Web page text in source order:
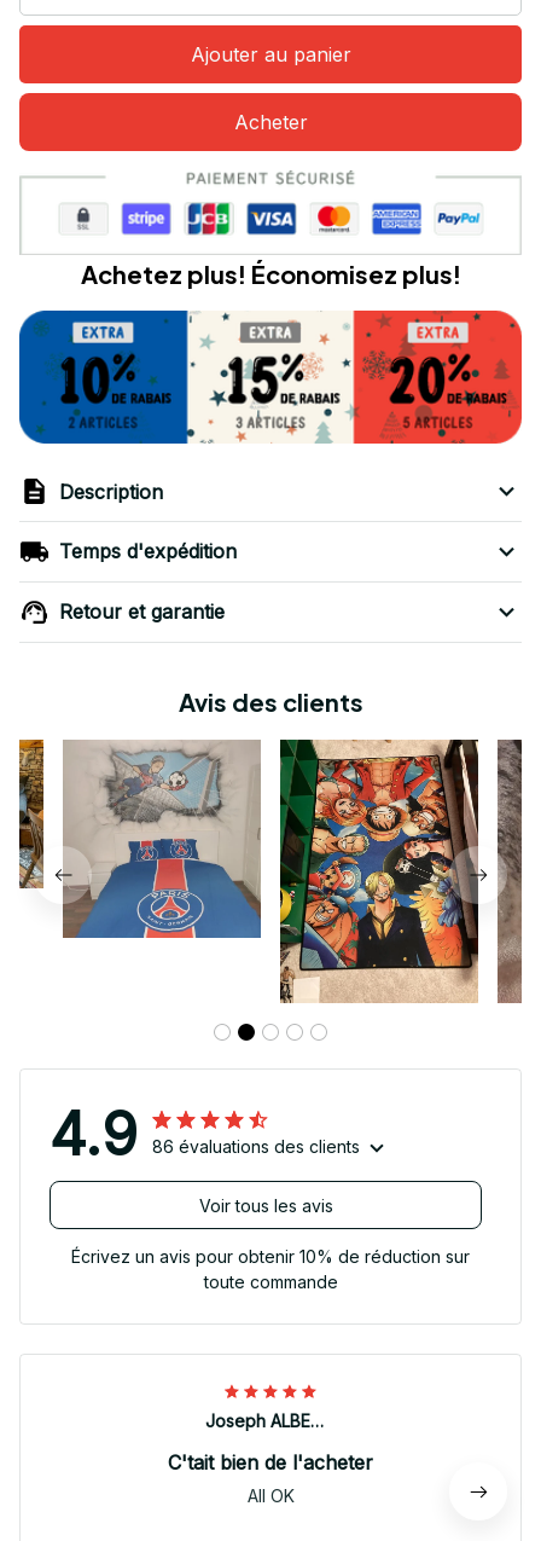
Ajouter au panier
Acheter
Achetez plus! Économisez plus!
Description
Temps d'expédition
Retour et garantie
Avis des clients
4.9 86 évaluations des clients
Voir tous les avis
Écrivez un avis pour obtenir 10% de réduction sur
toute commande
Joseph ALBERTINI
C'tait bien de l'acheter
All OK